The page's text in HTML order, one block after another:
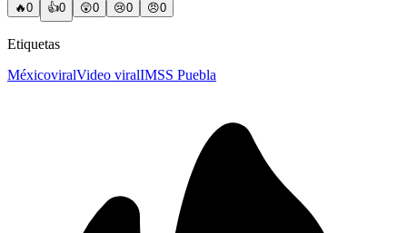
🔥0 👍0 😲0 😢0 😠0
Etiquetas
MéxicoviralVideo viralIMSS Puebla